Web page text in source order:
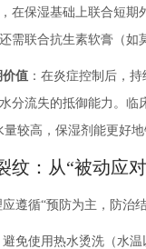
在保湿基础上联合短期
需联合抗生素软膏（如
价值 ：在炎症控制后，
分流失的抵御能力。
较高，保湿剂能更好地
纹：从“被动应
遵循“预防为主，防治
避免使用热水烫洗（水